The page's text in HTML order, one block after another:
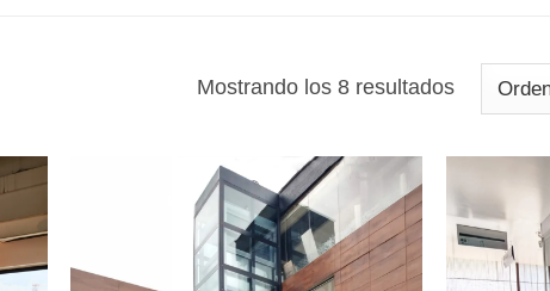
Mostrando los 8 resultadosOrdenado
por
los